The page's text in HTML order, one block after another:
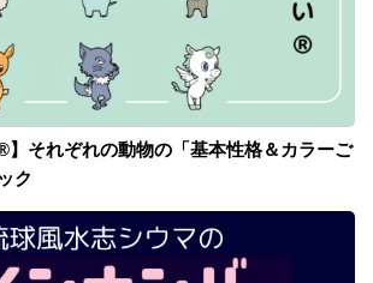
】それぞれの動物の「基本性格＆カラーご
ク